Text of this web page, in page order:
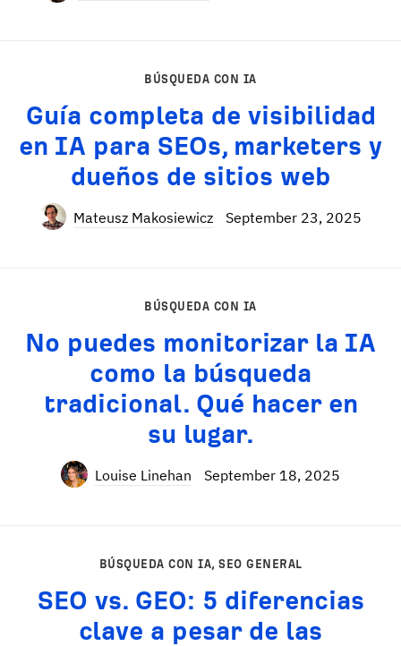
BÚSQUEDA CON IA
Guía completa de visibilidad
en IA para SEOs, marketers y
dueños de sitios web
Mateusz Makosiewicz September 23, 2025
BÚSQUEDA CON IA
No puedes monitorizar la IA
como la búsqueda
tradicional. Qué hacer en
su lugar.
Louise Linehan September 18, 2025
BÚSQUEDA CON IA, SEO GENERAL
SEO vs. GEO: 5 diferencias
clave a pesar de las